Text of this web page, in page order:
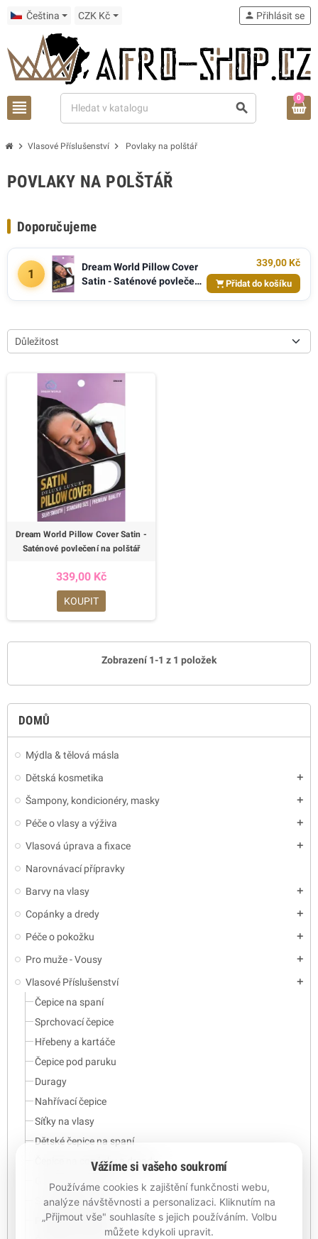
Čeština CZK Kč
view_headline search
person Přihlásit se
0
chevron_right Vlasové Příslušenství chevron_right Povlaky na polštář
DOMŮ
Mýdla & tělová másla
Dětská kosmetika
add
Šampony, kondicionéry, masky add
Péče o vlasy a výživa add
Vlasová úprava a fixace add
Narovnávací přípravky
Barvy na vlasy
add
Copánky a dredy add
Péče o pokožku add
Pro muže - Vousy add
Vlasové Příslušenství add
Čepice na spaní
Sprchovací čepice
Hřebeny a kartáče
Čepice pod paruku
Duragy
Nahřívací čepice
Síťky na vlasy
Dětské čepice na spaní
Čepice na copánky a dready
Gumičky a korálky
Saténové šátky
Povlaky na polštář
POVLAKY NA POLŠTÁŘ
Doporučujeme
1
Dream World Pillow Cover
Satin - Saténové povlečení
339,00 Kč
Přidat do košíku
Důležitost
Dream World Pillow Cover Satin -
Saténové povlečení na polštář
339,00 Kč
KOUPIT
Zobrazení 1-1 z 1 položek
Vážíme si vašeho soukromí
Používáme cookies k zajištění funkčnosti webu,
analýze návštěvnosti a personalizaci. Kliknutím na
„Přijmout vše" souhlasíte s jejich používáním. Volbu
můžete kdykoli upravit.